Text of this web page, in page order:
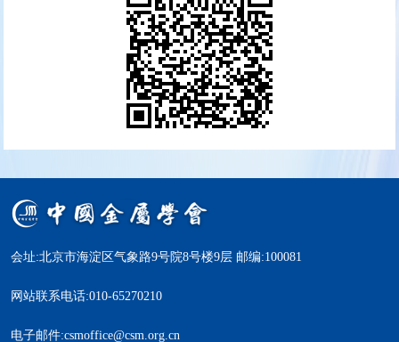
会址:北京市海淀区气象路9号院8号楼9层 邮编:100081
网站联系电话:010-65270210
电子邮件:csmoffice@csm.org.cn